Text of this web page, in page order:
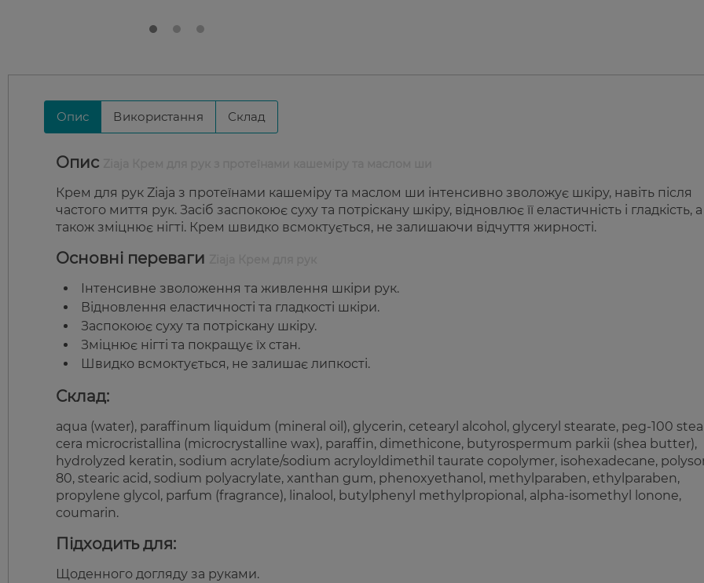
Опис Використання Склад
Опис
Крем для рук Ziaja з протеїнами кашеміру та маслом ши інтенсивно зволожує шкіру, навіть після
частого миття рук. Засіб заспокоює суху та потріскану шкіру, відновлює її еластичність і гладкість, а
також зміцнює нігті. Крем швидко всмоктується, не залишаючи відчуття жирності.
Основні переваги
Інтенсивне зволоження та живлення шкіри рук.
Відновлення еластичності та гладкості шкіри.
Заспокоює суху та потріскану шкіру.
Зміцнює нігті та покращує їх стан.
Швидко всмоктується, не залишає липкості.
Склад:
aqua (water), paraffinum liquidum (mineral oil), glycerin, cetearyl alcohol, glyceryl stearate, peg-100
cera microcristallina (microcrystalline wax), paraffin, dimethicone, butyrospermum parkii (shea butter),
hydrolyzed keratin, sodium acrylate/sodium acryloyldimethil taurate copolymer, isohexadecane,
80, stearic acid, sodium polyacrylate, xanthan gum, phenoxyethanol, methylparaben, ethylparaben,
propylene glycol, parfum (fragrance), linalool, butylphenyl methylpropional, alpha-isomethyl lonone,
coumarin.
Підходить для:
Щоденного догляду за руками.